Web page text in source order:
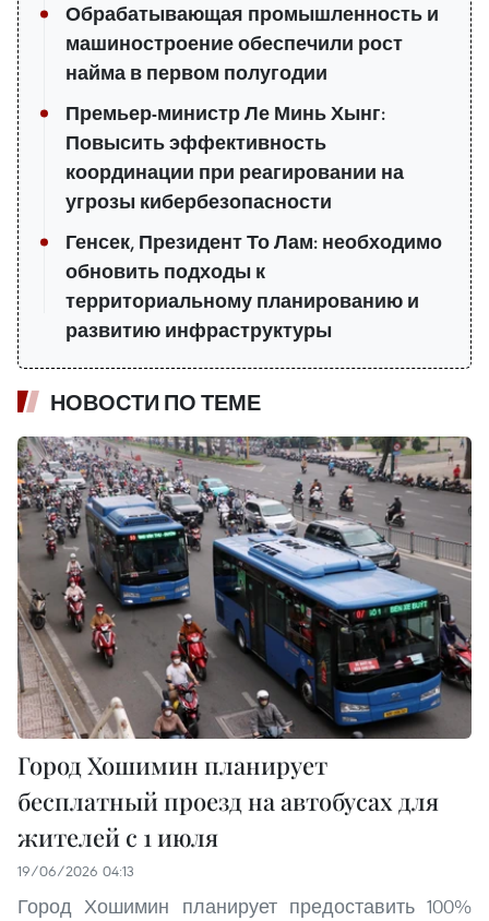
Обрабатывающая промышленность и
машиностроение обеспечили рост
найма в первом полугодии
Премьер-министр Ле Минь Хынг:
Повысить эффективность
координации при реагировании на
угрозы кибербезопасности
Генсек, Президент То Лам: необходимо
обновить подходы к
территориальному планированию и
развитию инфраструктуры
НОВОСТИ ПО ТЕМЕ
Город Хошимин планирует
бесплатный проезд на автобусах для
жителей с 1 июля
19/06/2026 04:13
Город Хошимин планирует предоставить 100%